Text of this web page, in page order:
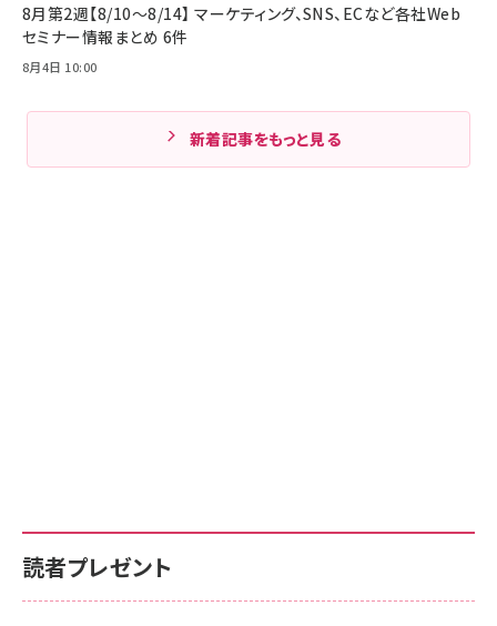
8月第2週【8/10～8/14】 マーケティング、SNS、ECなど各社Web
セミナー情報まとめ 6件
8月4日 10:00
新着記事をもっと見る
読者プレゼント